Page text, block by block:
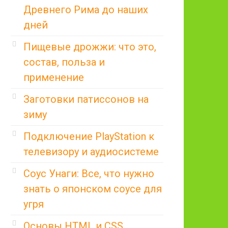
Древнего Рима до наших
дней
Пищевые дрожжи: что это,
состав, польза и
применение
Заготовки патиссонов на
зиму
Подключение PlayStation к
телевизору и аудиосистеме
Соус Унаги: Все, что нужно
знать о японском соусе для
угря